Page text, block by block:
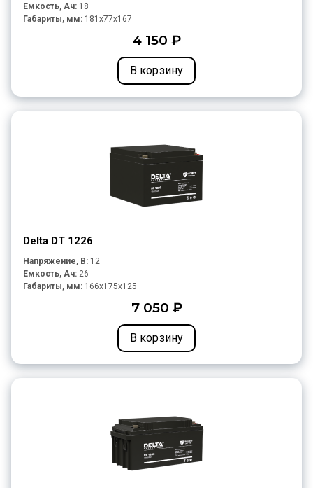
Емкость, Ач: 18
Габариты, мм: 181x77x167
4 150 ₽
В корзину
Delta DT 1226
Напряжение, В: 12
Емкость, Ач: 26
Габариты, мм: 166x175x125
7 050 ₽
В корзину